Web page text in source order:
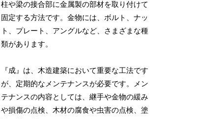
柱や梁の接合部に金属製の部材を取り付けて
固定する方法です。金物には、ボルト、ナッ
ト、プレート、アングルなど、さまざまな種
類があります。
『成』は、木造建築において重要な工法です
が、定期的なメンテナンスが必要です。メン
テナンスの内容としては、継手や金物の緩み
や損傷の点検、木材の腐食や虫害の点検、塗